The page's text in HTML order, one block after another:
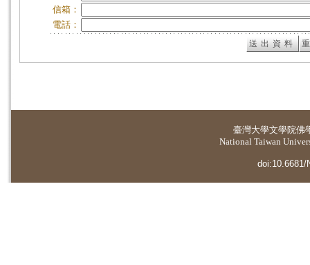
信箱：
電話：
臺灣大學文學院佛
National Taiwan
doi:10.6681/